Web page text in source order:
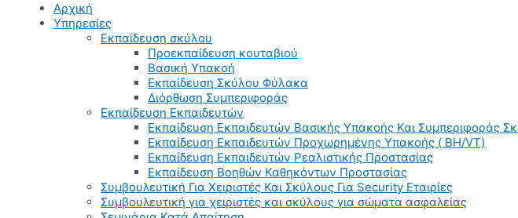
Αρχική
Υπηρεσίες
Εκπαίδευση σκύλου
Προεκπαίδευση κουταβιού
Βασική Υπακοή
Εκπαίδευση Σκύλου Φύλακα
Διόρθωση Συμπεριφοράς
Εκπαίδευση Εκπαιδευτών
Εκπαίδευση Εκπαιδευτών Βασικής Υπακοής Και Συμπεριφοράς
Εκπαίδευση Εκπαιδευτών Προχωρημένης Υπακοής ( BH/VT)
Εκπαίδευση Εκπαιδευτών Ρεαλιστικής Προστασίας
Εκπαίδευση Βοηθών Καθηκόντων Προστασίας
Συμβουλευτική Για Χειριστές Και Σκύλους Για Security Εταιρίες
Συμβουλευτική για χειριστές και σκύλους για σώματα ασφαλείας